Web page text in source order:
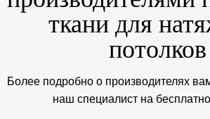
ткани для
потолков
Более подробно о производителях
наш специалист на